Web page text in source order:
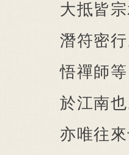
大抵皆
潛符密
悟禪師
於江南
亦唯往